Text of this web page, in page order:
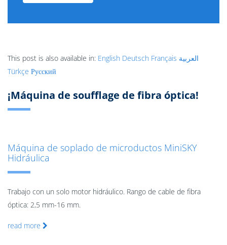
This post is also available in: English Deutsch Français العربية
Türkçe Русский
¡Máquina de soufflage de fibra óptica!
Máquina de soplado de microductos MiniSKY
Hidráulica
Trabajo con un solo motor hidráulico. Rango de cable de fibra
óptica: 2,5 mm-16 mm.
read more